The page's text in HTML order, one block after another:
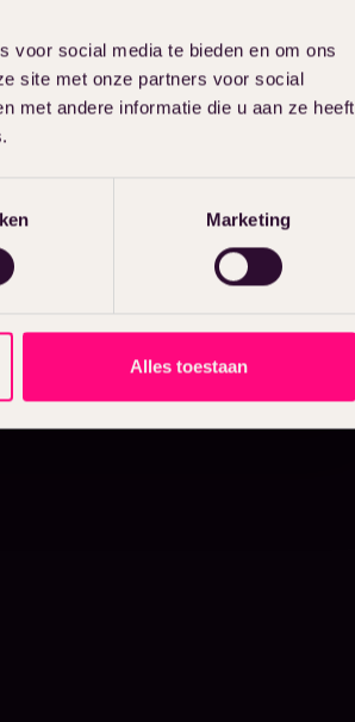
voor social media te bieden en om ons
site met onze partners voor social
met andere informatie die u aan ze heeft
Marketing
Alles toestaan